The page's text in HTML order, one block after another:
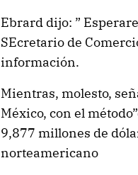
Ebrard dijo: ”
SEcretario de
información.
Mientras, molesto,
México, con el
9,877 millones de
norteamericano